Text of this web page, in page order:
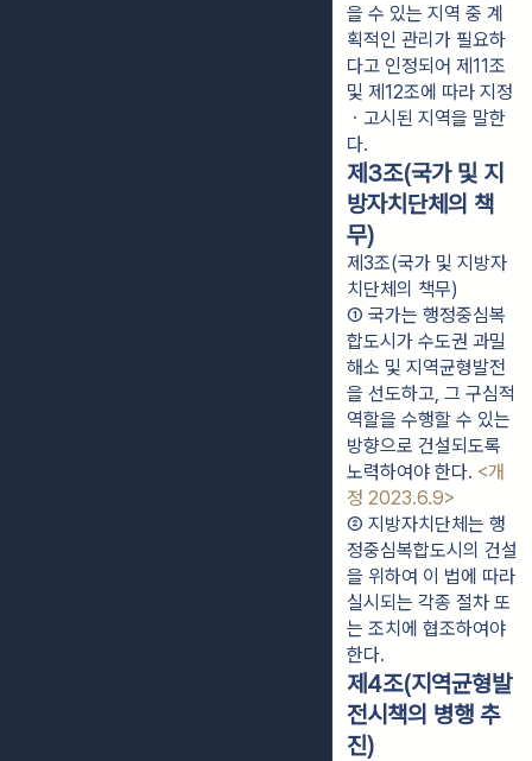
을 수 있는 지역 중 계
획적인 관리가 필요하
다고 인정되어 제11조
및 제12조에 따라 지정
ㆍ고시된 지역을 말한
다.
제3조(국가 및 지
방자치단체의 책
무)
제3조(국가 및 지방자
치단체의 책무)
① 국가는 행정중심복
합도시가 수도권 과밀
해소 및 지역균형발전
을 선도하고, 그 구심적
역할을 수행할 수 있는
방향으로 건설되도록
노력하여야 한다. <개
정 2023.6.9>
② 지방자치단체는 행
정중심복합도시의 건설
을 위하여 이 법에 따라
실시되는 각종 절차 또
는 조치에 협조하여야
한다.
제4조(지역균형발
전시책의 병행 추
진)